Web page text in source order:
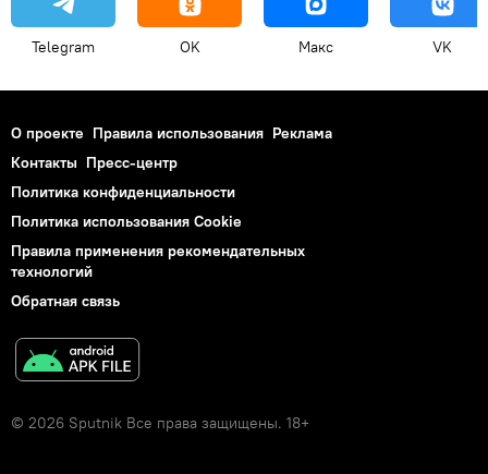
Telegram OK Макс VK
О проекте Правила использования Реклама
Контакты Пресс-центр
Политика конфиденциальности
Политика использования Cookie
Правила применения рекомендательных
технологий
Обратная связь
© 2026 Sputnik Все права защищены. 18+